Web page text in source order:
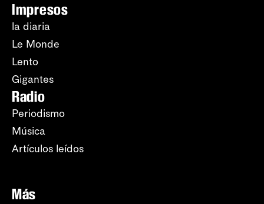
Impresos
la diaria
Le Monde
Lento
Gigantes
Radio
Periodismo
Música
Artículos leídos
Más